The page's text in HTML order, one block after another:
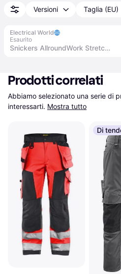
Versioni Taglia (EU)
Electrical World
Esaurito
Snickers AllroundWork Stretch Trousers Holster Pockets - Chilli Red/Black - 154
Prodotti correlati
Abbiamo selezionato una serie di
interessarti. Mostra tutto
Di